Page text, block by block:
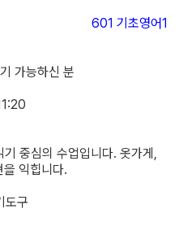
601 기초영어1
가능하신 분
중심의 수업입니다. 옷가게 ,
을 익힙니다.
도구